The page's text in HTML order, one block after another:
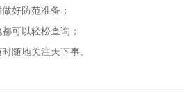
好防范准备；
可以轻松查询；
随地关注天下事。